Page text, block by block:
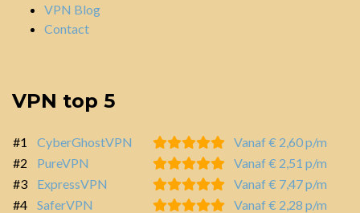
VPN Blog
Contact
VPN top 5
#1 CyberGhostVPN
Vanaf € 2,60 p/m
#2
PureVPN
Vanaf € 2,51 p/m
#3
ExpressVPN
Vanaf € 7,47 p/m
#4
SaferVPN
Vanaf € 2,28 p/m